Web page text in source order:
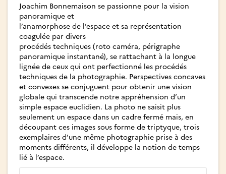
Joachim Bonnemaison se passionne pour la vision
panoramique et
l’anamorphose de l’espace et sa représentation
coagulée par divers
procédés techniques (roto caméra, périgraphe
panoramique instantané), se rattachant à la longue
lignée de ceux qui ont perfectionné les procédés
techniques de la photographie. Perspectives concaves
et convexes se conjuguent pour obtenir une vision
globale qui transcende notre appréhension d’un
simple espace euclidien. La photo ne saisit plus
seulement un espace dans un cadre fermé mais, en
découpant ces images sous forme de triptyque, trois
exemplaires d’une même photographie prise à des
moments différents, il développe la notion de temps
lié à l’espace.